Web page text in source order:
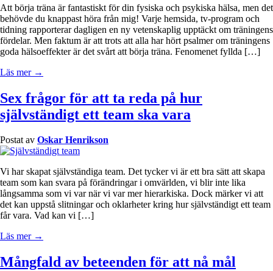
Att börja träna är fantastiskt för din fysiska och psykiska hälsa, men det
behövde du knappast höra från mig! Varje hemsida, tv-program och
tidning rapporterar dagligen en ny vetenskaplig upptäckt om träningens
fördelar. Men faktum är att trots att alla har hört psalmer om träningens
goda hälsoeffekter är det svårt att börja träna. Fenomenet fyllda […]
Läs mer →
Sex frågor för att ta reda på hur
självständigt ett team ska vara
Postat av Oskar Henrikson
Vi har skapat självständiga team. Det tycker vi är ett bra sätt att skapa
team som kan svara på förändringar i omvärlden, vi blir inte lika
långsamma som vi var när vi var mer hierarkiska. Dock märker vi att
det kan uppstå slitningar och oklarheter kring hur självständigt ett team
får vara. Vad kan vi […]
Läs mer →
Mångfald av beteenden för att nå mål